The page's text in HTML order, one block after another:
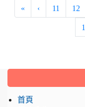
« ‹ 11 12
:::
首頁